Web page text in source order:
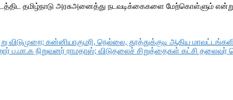
தமிழ்நாடு அரசுஅனைத்து நடவடிக்கைகளை மேற்கொள்ளும்
கன்னியாகுமரி, நெல்லை, தூத்துக்குடி ஆகிய
நிறுவனர் ராமதாஸ்; விடுதலைச் சிறுத்தைகள் கட்சி தலைவர்